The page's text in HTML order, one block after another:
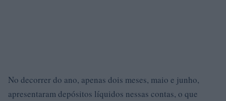
No decorrer do ano, apenas dois meses, maio e junho,
apresentaram depósitos líquidos nessas contas, o que